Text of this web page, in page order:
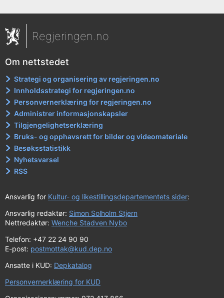
Regjeringen.no
Om nettstedet
Strategi og organisering av regjeringen.no
Innholdsstrategi for regjeringen.no
Personvernerklæring for regjeringen.no
Administrer informasjonskapsler
Tilgjengelighetserklæring
Bruks- og opphavsrett for bilder og videomateriale
Besøksstatistikk
Nyhetsvarsel
RSS
Ansvarlig for Kultur- og likestillingsdepartementets sider:
Ansvarlig redaktør: Simon Solholm Stjern
Nettredaktør: Wenche Stadven Nybo
Telefon: +47 22 24 90 90
E-post: postmottak@kud.dep.no
Ansatte i KUD: Depkatalog
Personvernerklæring for KUD